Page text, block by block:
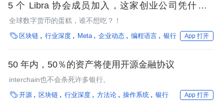
5 个 Libra 协会成员加入，这家创业公司凭什么与
Facebook 竞争？
全球数字货币的蛋糕，谁不想吃？！
 区块链 行业深度 Meta 企业动态 编程语言 银行 App 打开
50 年内，50％的资产将使用开源金融协议
interchain也不会杀死许多银行。
开源 区块链 行业深度 方法论 操作系统 银行 App 打开